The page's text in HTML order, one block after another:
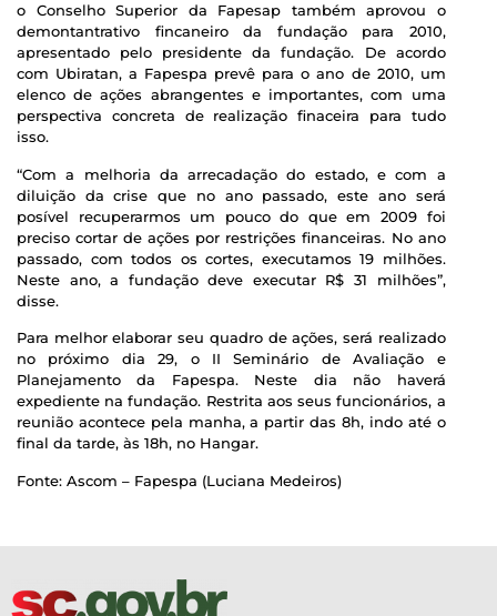
o Conselho Superior da Fapesap também aprovou o
demontantrativo fincaneiro da fundação para 2010,
apresentado pelo presidente da fundação. De acordo
com Ubiratan, a Fapespa prevê para o ano de 2010, um
elenco de ações abrangentes e importantes, com uma
perspectiva concreta de realização finaceira para tudo
isso.
“Com a melhoria da arrecadação do estado, e com a
diluição da crise que no ano passado, este ano será
posível recuperarmos um pouco do que em 2009 foi
preciso cortar de ações por restrições financeiras. No ano
passado, com todos os cortes, executamos 19 milhões.
Neste ano, a fundação deve executar R$ 31 milhões”,
disse.
Para melhor elaborar seu quadro de ações, será realizado
no próximo dia 29, o II Seminário de Avaliação e
Planejamento da Fapespa. Neste dia não haverá
expediente na fundação. Restrita aos seus funcionários, a
reunião acontece pela manha, a partir das 8h, indo até o
final da tarde, às 18h, no Hangar.
Fonte: Ascom – Fapespa (Luciana Medeiros)